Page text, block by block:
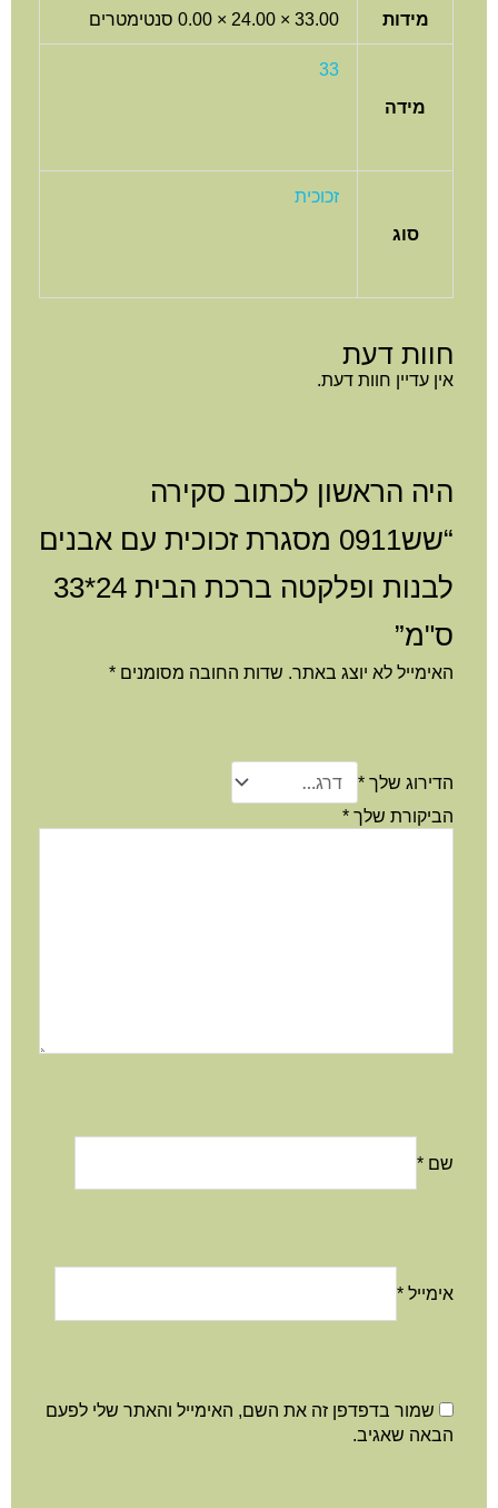
מידות 33.00 × 24.00 × 0.00 סנטימטרים
מידה
33
סוג
זכוכית
חוות דעת
אין עדיין חוות דעת.
היה הראשון לכתוב סקירה
“שש0911 מסגרת זכוכית עם אבנים
לבנות ופלקטה ברכת הבית 24*33
ס"מ”
האימייל לא יוצג באתר. שדות החובה מסומנים *
הדירוג שלך *
הביקורת שלך *
שם *
אימייל *
שמור בדפדפן זה את השם, האימייל והאתר שלי לפעם
הבאה שאגיב.